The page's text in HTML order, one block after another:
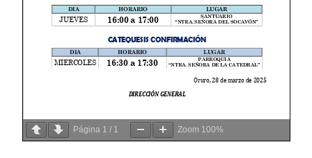
Página 1 / 1 Zoom 100%